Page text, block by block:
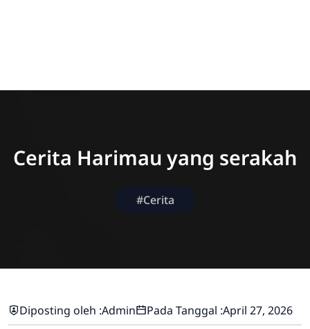
Cerita Harimau yang serakah
#Cerita
Diposting oleh :Admin Pada Tanggal :April 27, 2026